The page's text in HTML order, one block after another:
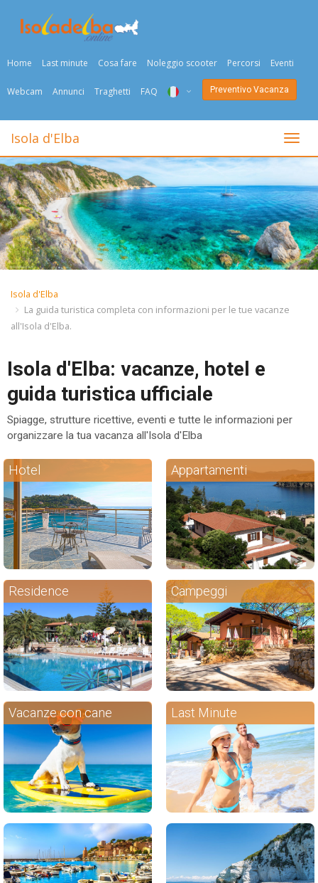
Home Last minute Cosa fare Noleggio scooter Percorsi Eventi
Webcam Annunci Traghetti FAQ
ENG
DEU
NED
FRA
DAN
SLO
Preventivo Vacanza
Togli
Isola d'Elba
Isola d'Elba
La guida turistica completa con informazioni per le tue vacanze
all'Isola d'Elba.
Isola d'Elba: vacanze, hotel e
guida turistica ufficiale
Spiagge, strutture ricettive, eventi e tutte le informazioni per
organizzare la tua vacanza all'Isola d'Elba
Hotel Appartamenti
Residence Campeggi
Vacanze con cane Last Minute